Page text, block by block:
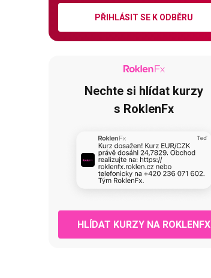
PŘIHLÁSIT SE K ODBĚRU
Nechte si hlídat kurzy
s RoklenFx
HLÍDAT KURZY NA ROKLENFX